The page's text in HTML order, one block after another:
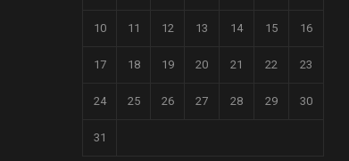
10 11 12 13 14 15 16
17 18 19 20 21 22 23
24 25 26 27 28 29 30
31